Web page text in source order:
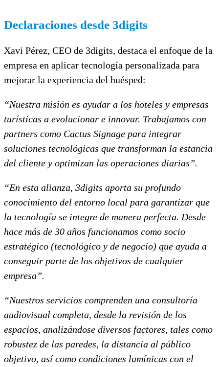
Declaraciones desde 3digits
Xavi Pérez, CEO de 3digits, destaca el enfoque de la
empresa en aplicar tecnología personalizada para
mejorar la experiencia del huésped:
“Nuestra misión es ayudar a los hoteles y empresas
turísticas a evolucionar e innovar. Trabajamos con
partners como Cactus Signage para integrar
soluciones tecnológicas que transforman la estancia
del cliente y optimizan las operaciones diarias”.
“En esta alianza, 3digits aporta su profundo
conocimiento del entorno local para garantizar que
la tecnología se integre de manera perfecta. Desde
hace más de 30 años funcionamos como socio
estratégico (tecnológico y de negocio) que ayuda a
conseguir parte de los objetivos de cualquier
empresa”.
“Nuestros servicios comprenden una consultoría
audiovisual completa, desde la revisión de los
espacios, analizándose diversos factores, tales como
robustez de las paredes, la distancia al público
objetivo, así como condiciones lumínicas con el